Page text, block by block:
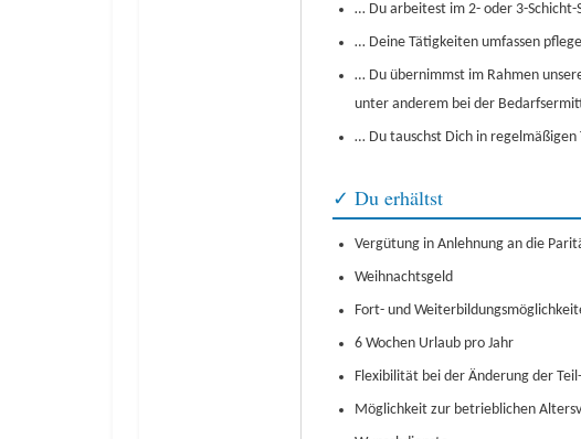
… Du arbeitest im 2- oder 3-Schicht-
… Deine Tätigkeiten umfassen
… Du übernimmst im Rahmen
unter anderem bei der
… Du tauschst Dich in
✓ Du erhältst
Vergütung in Anlehnung an die
Weihnachtsgeld
Fort- und
6 Wochen Urlaub pro Jahr
Flexibilität bei der Änderung der
Möglichkeit zur betrieblichen